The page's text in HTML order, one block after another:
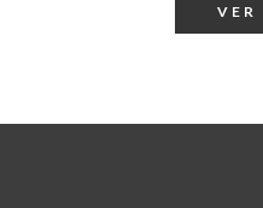
VER